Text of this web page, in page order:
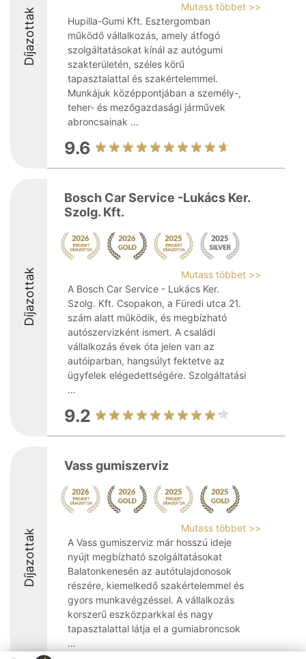
Díjazottak
Mutass többet >>
Hupilla-Gumi Kft. Esztergomban
működő vállalkozás, amely átfogó
szolgáltatásokat kínál az autógumi
szakterületén, széles körű
tapasztalattal és szakértelemmel.
Munkájuk középpontjában a személy-,
teher- és mezőgazdasági járművek
abroncsainak ...
9.6
Díjazottak
Bosch Car Service -Lukács Ker.
Szolg. Kft.
Mutass többet >>
A Bosch Car Service - Lukács Ker.
Szolg. Kft. Csopakon, a Füredi utca 21.
szám alatt működik, és megbízható
autószervizként ismert. A családi
vállalkozás évek óta jelen van az
autóiparban, hangsúlyt fektetve az
ügyfelek elégedettségére. Szolgáltatási
...
9.2
Díjazottak
Vass gumiszerviz
Mutass többet >>
A Vass gumiszerviz már hosszú ideje
nyújt megbízható szolgáltatásokat
Balatonkenesén az autótulajdonosok
részére, kiemelkedő szakértelemmel és
gyors munkavégzéssel. A vállalkozás
korszerű eszközparkkal és nagy
tapasztalattal látja el a gumiabroncsok
...